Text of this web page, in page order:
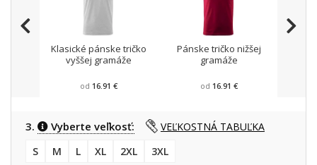
Klasické pánske tričko
vyššej gramáže
od 16.91 €
Pánske tričko nižšej
gramáže
od 16.91 €
3. Vyberte veľkosť:
VEĽKOSTNÁ TABUĽKA
S
M L XL 2XL 3XL